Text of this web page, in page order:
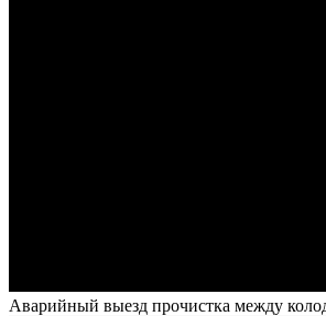
Аварийный выезд прочистка между